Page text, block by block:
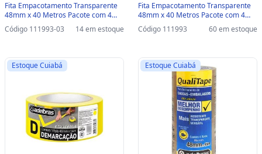
Fita Empacotamento Transparente
48mm x 40 Metros Pacote com 4
Unidades - Adelbras - 0811000018-
SINOP-03 - 0811000018
Código 111993-03 14 em estoque
Fita Empacotamento Transparente
48mm x 40 Metros Pacote com 4
Unidades - Adelbras - 0811000018 -
0811000018
Código 111993 60 em estoque
Estoque Cuiabá Estoque Cuiabá